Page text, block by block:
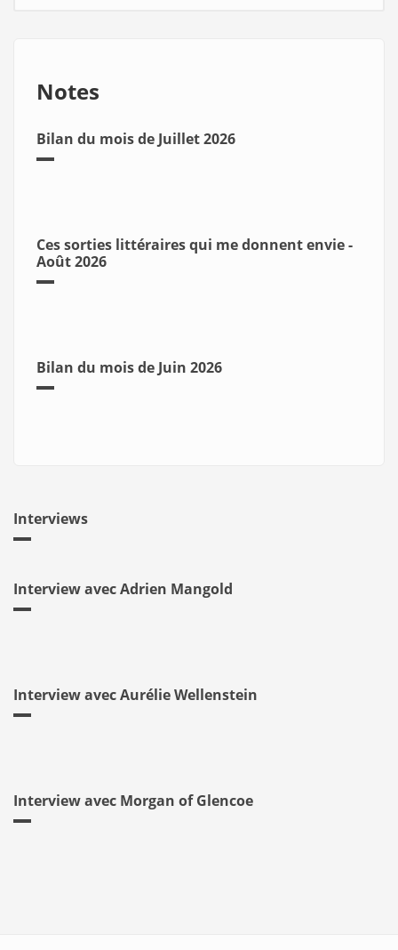
Notes
Bilan du mois de Juillet 2026
Ces sorties littéraires qui me donnent envie -
Août 2026
Bilan du mois de Juin 2026
Interviews
Interview avec Adrien Mangold
Interview avec Aurélie Wellenstein
Interview avec Morgan of Glencoe